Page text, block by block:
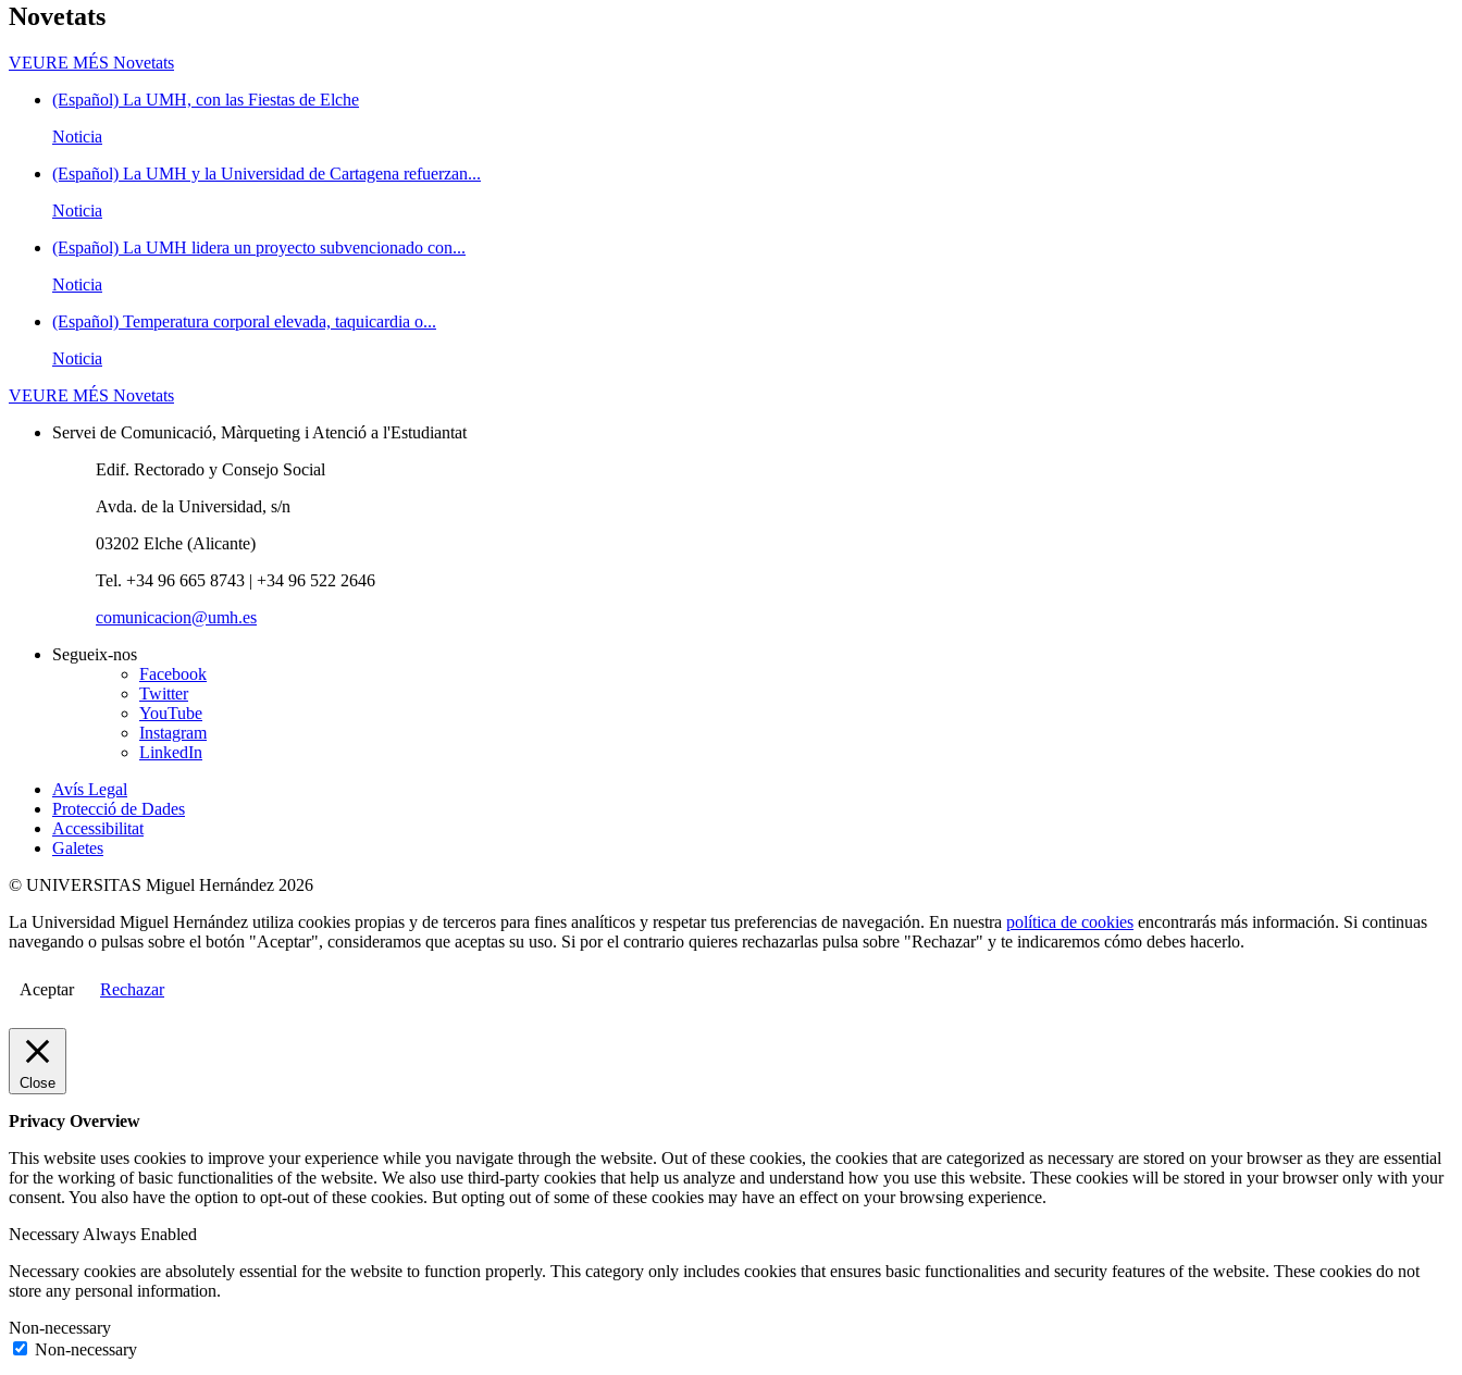
Novetats
VEURE MÉS Novetats
(Español) La UMH, con las Fiestas de Elche
Noticia
(Español) La UMH y la Universidad de Cartagena refuerzan...
Noticia
(Español) La UMH lidera un proyecto subvencionado con...
Noticia
(Español) Temperatura corporal elevada, taquicardia o...
Noticia
VEURE MÉS Novetats
Servei de Comunicació, Màrqueting i Atenció a l'Estudiantat
Edif. Rectorado y Consejo Social
Avda. de la Universidad, s/n
03202 Elche (Alicante)
Tel. +34 96 665 8743 | +34 96 522 2646
comunicacion@umh.es
Segueix-nos
Facebook
Twitter
YouTube
Instagram
LinkedIn
Avís Legal
Protecció de Dades
Accessibilitat
Galetes
© UNIVERSITAS Miguel Hernández 2026
La Universidad Miguel Hernández utiliza cookies propias y de terceros para fines analíticos y respetar tus preferencias de navegación. En nuestra política de cookies encontrarás más información. Si continuas
navegando o pulsas sobre el botón "Aceptar", consideramos que aceptas su uso. Si por el contrario quieres rechazarlas pulsa sobre "Rechazar" y te indicaremos cómo debes hacerlo.
Aceptar Rechazar
Close
Privacy Overview
This website uses cookies to improve your experience while you navigate through the website. Out of these cookies, the cookies that are categorized as necessary are stored on your browser as they are essential
for the working of basic functionalities of the website. We also use third-party cookies that help us analyze and understand how you use this website. These cookies will be stored in your browser only with your
consent. You also have the option to opt-out of these cookies. But opting out of some of these cookies may have an effect on your browsing experience.
Necessary Always Enabled
Necessary cookies are absolutely essential for the website to function properly. This category only includes cookies that ensures basic functionalities and security features of the website. These cookies do not
store any personal information.
Non-necessary
Non-necessary